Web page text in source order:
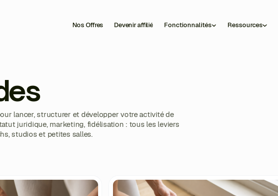
Nos Offres Devenir affilié Fonctionnalités Ressources
lancer, structurer et développer votre activité de
juridique, marketing, fidélisation : tous les leviers
studios et petites salles.